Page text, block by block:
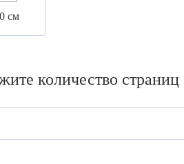
см
количество страниц